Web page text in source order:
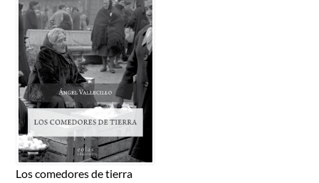
Los comedores de tierra